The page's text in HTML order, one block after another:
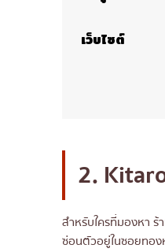
เว็บไซต์
2.
สำหรับใครที่มองหา
ซ่อนตัวอยู่ในซอยทอง